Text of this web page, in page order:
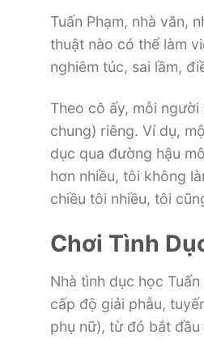
Tuấn Phạm, nhà văn,
thuật nào có thể làm
nghiêm túc, sai lầm,
Theo cô ấy, mỗi
chung) riêng. Ví dụ,
dục qua đường hậu
hơn nhiều, tôi không
chiều tôi nhiều, tôi
Chơi Tình
Nhà tình dục học
cấp độ giải phẫu,
phụ nữ), từ đó bắt